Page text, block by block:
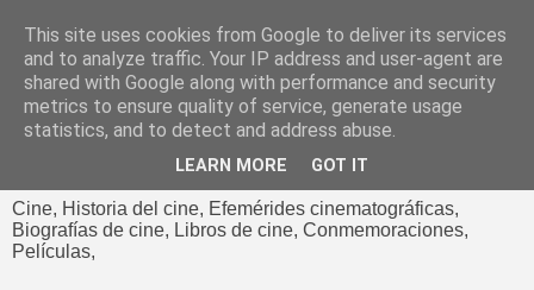
El cultural
cinematográfico de Jorge
Cine, Historia del cine, Efemérides cinematográficas,
Biografías de cine, Libros de cine, Conmemoraciones,
Películas,
This site uses cookies from Google to deliver its services
and to analyze traffic. Your IP address and user-agent are
shared with Google along with performance and security
metrics to ensure quality of service, generate usage
statistics, and to detect and address abuse.
LEARN MORE GOT IT